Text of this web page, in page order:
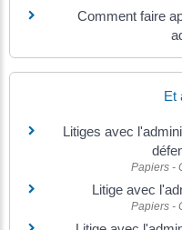
Comment faire
Et
Litiges avec
Papiers -
Litige avec
Papiers -